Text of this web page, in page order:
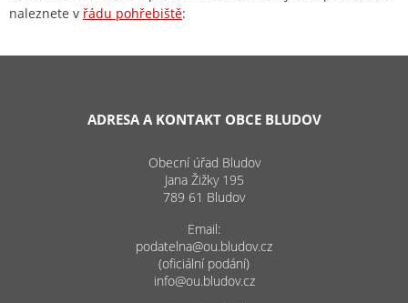
naleznete v řádu pohřebiště:
ADRESA A KONTAKT OBCE BLUDOV
Obecní úřad Bludov
Jana Žižky 195
789 61 Bludov
Email:
podatelna@ou.bludov.cz
(oficiální podání)
info@ou.bludov.cz